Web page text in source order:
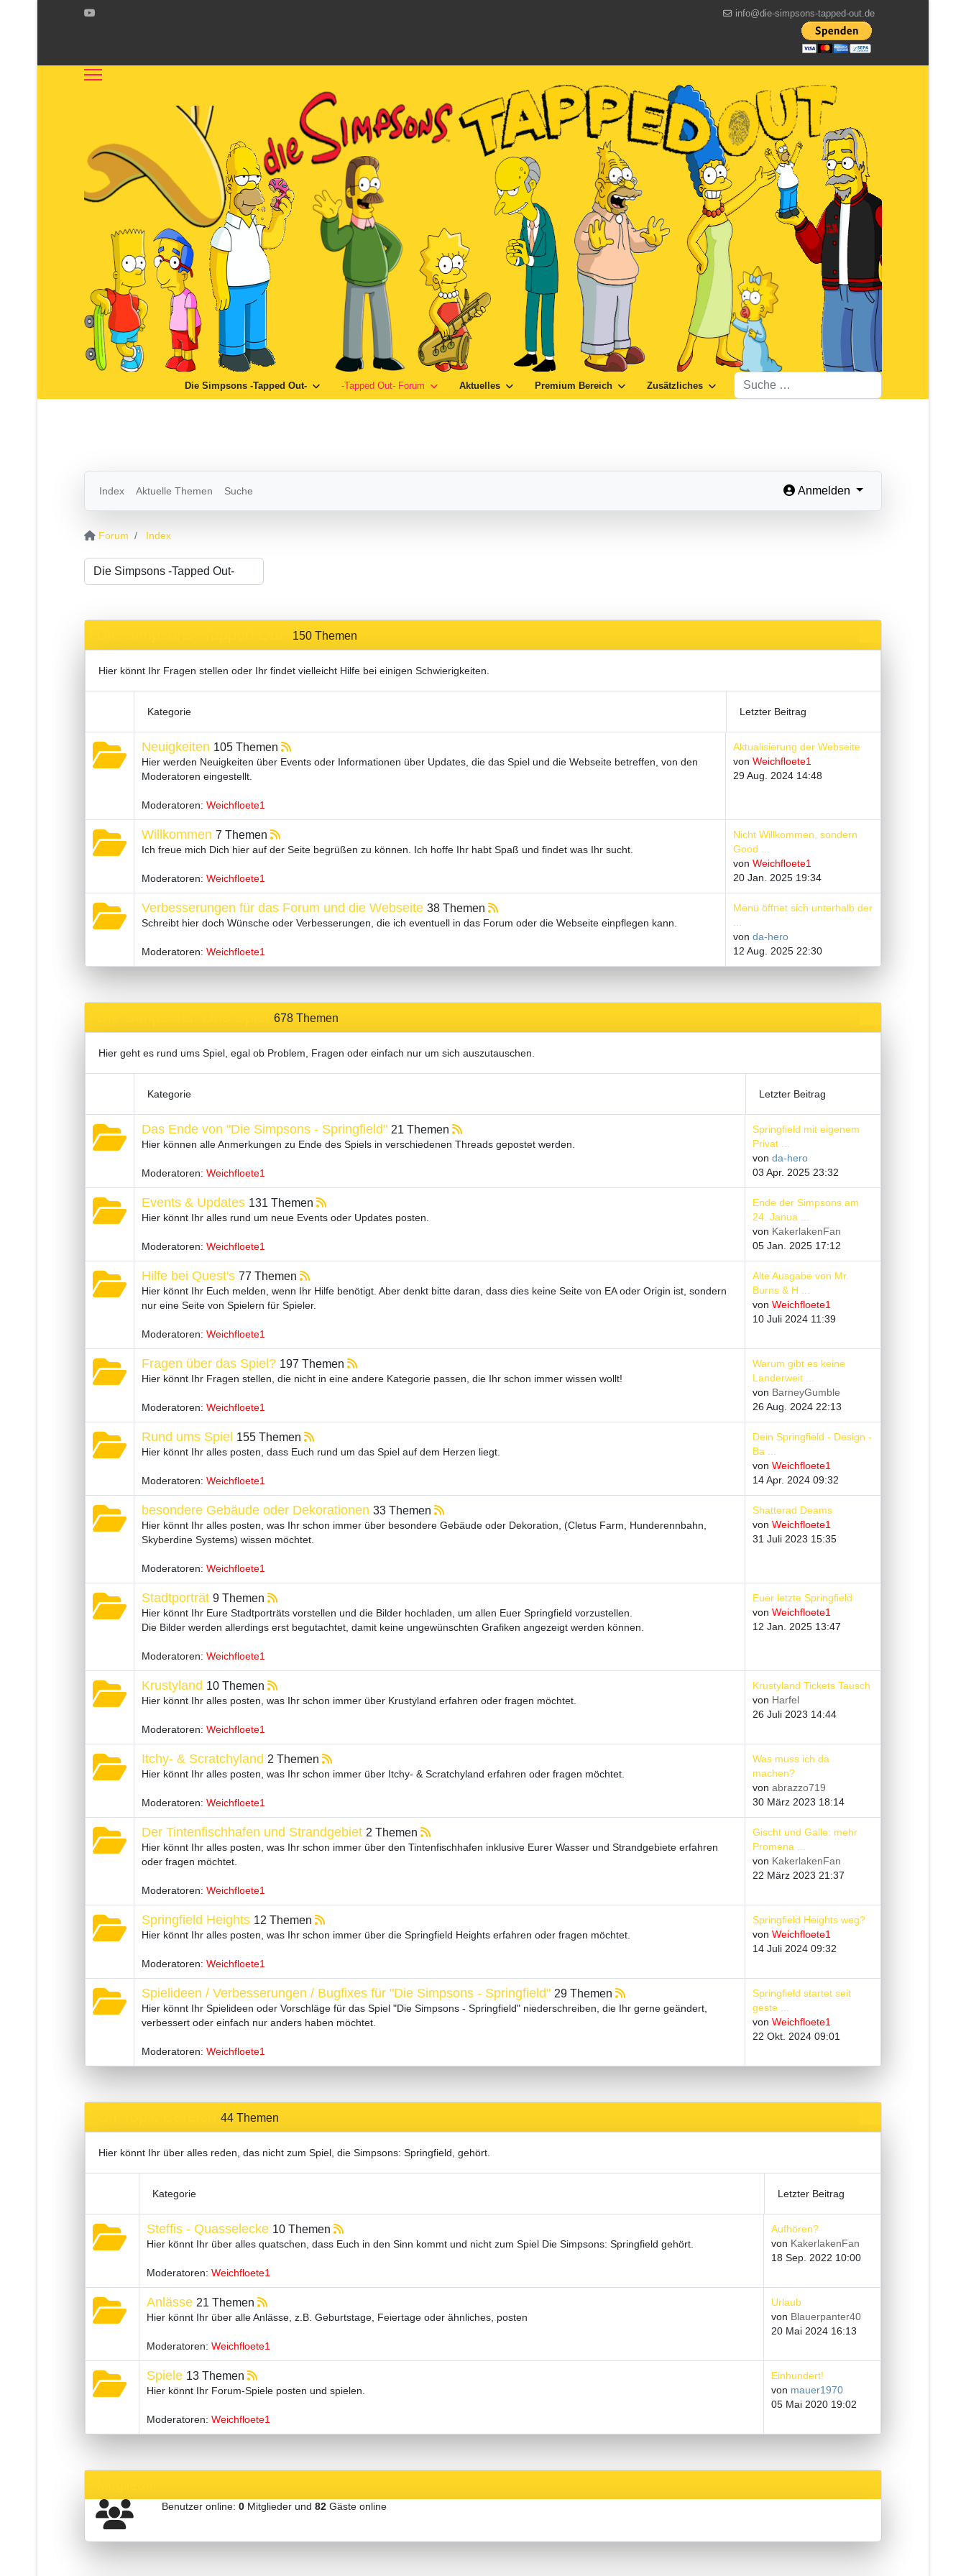
info@die-simpsons-tapped-out.de
Die Simpsons -Tapped Out- -Tapped Out- Forum Aktuelles Premium Bereich Zusätzliches
Suchen
Index Aktuelle Themen Suche Anmelden
Forum Index
150 Themen
Hier könnt Ihr Fragen stellen oder Ihr findet vielleicht Hilfe bei einigen Schwierigkeiten.
Kategorie Letzter Beitrag
Neuigkeiten 105 Themen
Hier werden Neuigkeiten über Events oder Informationen über Updates, die das Spiel und die Webseite betreffen, von den
Moderatoren eingestellt.
Moderatoren: Weichfloete1
Aktualisierung der Webseite
von Weichfloete1
29 Aug. 2024 14:48
Willkommen 7 Themen
Ich freue mich Dich hier auf der Seite begrüßen zu können. Ich hoffe Ihr habt Spaß und findet was Ihr sucht.
Moderatoren: Weichfloete1
Nicht Willkommen, sondern
Good ...
von Weichfloete1
20 Jan. 2025 19:34
Verbesserungen für das Forum und die Webseite 38 Themen
Schreibt hier doch Wünsche oder Verbesserungen, die ich eventuell in das Forum oder die Webseite einpflegen kann.
Moderatoren: Weichfloete1
Menü öffnet sich unterhalb der
von da-hero
12 Aug. 2025 22:30
678 Themen
Hier geht es rund ums Spiel, egal ob Problem, Fragen oder einfach nur um sich auszutauschen.
Kategorie Letzter Beitrag
Das Ende von "Die Simpsons - Springfield" 21 Themen
Hier können alle Anmerkungen zu Ende des Spiels in verschiedenen Threads gepostet werden.
Moderatoren: Weichfloete1
Springfield mit eigenem
Privat ...
von da-hero
03 Apr. 2025 23:32
Events & Updates 131 Themen
Hier könnt Ihr alles rund um neue Events oder Updates posten.
Moderatoren: Weichfloete1
Ende der Simpsons am
24. Janua ...
von KakerlakenFan
05 Jan. 2025 17:12
Hilfe bei Quest's 77 Themen
Hier könnt Ihr Euch melden, wenn Ihr Hilfe benötigt. Aber denkt bitte daran, dass dies keine Seite von EA oder Origin ist, sondern
nur eine Seite von Spielern für Spieler.
Moderatoren: Weichfloete1
Alte Ausgabe von Mr.
Burns & H ...
von Weichfloete1
10 Juli 2024 11:39
Fragen über das Spiel? 197 Themen
Hier könnt Ihr Fragen stellen, die nicht in eine andere Kategorie passen, die Ihr schon immer wissen wollt!
Moderatoren: Weichfloete1
Warum gibt es keine
Landerweit ...
von BarneyGumble
26 Aug. 2024 22:13
Rund ums Spiel 155 Themen
Hier könnt Ihr alles posten, dass Euch rund um das Spiel auf dem Herzen liegt.
Moderatoren: Weichfloete1
Dein Springfield - Design -
Ba ...
von Weichfloete1
14 Apr. 2024 09:32
besondere Gebäude oder Dekorationen 33 Themen
Hier könnt Ihr alles posten, was Ihr schon immer über besondere Gebäude oder Dekoration, (Cletus Farm, Hunderennbahn,
Skyberdine Systems) wissen möchtet.
Moderatoren: Weichfloete1
Shatterad Deams
von Weichfloete1
31 Juli 2023 15:35
Stadtporträt 9 Themen
Hier könnt Ihr Eure Stadtporträts vorstellen und die Bilder hochladen, um allen Euer Springfield vorzustellen.
Die Bilder werden allerdings erst begutachtet, damit keine ungewünschten Grafiken angezeigt werden können.
Moderatoren: Weichfloete1
Euer letzte Springfield
von Weichfloete1
12 Jan. 2025 13:47
Krustyland 10 Themen
Hier könnt Ihr alles posten, was Ihr schon immer über Krustyland erfahren oder fragen möchtet.
Moderatoren: Weichfloete1
Krustyland Tickets Tausch
von Harfel
26 Juli 2023 14:44
Itchy- & Scratchyland 2 Themen
Hier könnt Ihr alles posten, was Ihr schon immer über Itchy- & Scratchyland erfahren oder fragen möchtet.
Moderatoren: Weichfloete1
Was muss ich da
machen?
von abrazzo719
30 März 2023 18:14
Der Tintenfischhafen und Strandgebiet 2 Themen
Hier könnt Ihr alles posten, was Ihr schon immer über den Tintenfischhafen inklusive Eurer Wasser und Strandgebiete erfahren
oder fragen möchtet.
Moderatoren: Weichfloete1
Gischt und Galle: mehr
Promena ...
von KakerlakenFan
22 März 2023 21:37
Springfield Heights 12 Themen
Hier könnt Ihr alles posten, was Ihr schon immer über die Springfield Heights erfahren oder fragen möchtet.
Moderatoren: Weichfloete1
Springfield Heights weg?
von Weichfloete1
14 Juli 2024 09:32
Spielideen / Verbesserungen / Bugfixes für "Die Simpsons - Springfield" 29 Themen
Hier könnt Ihr Spielideen oder Vorschläge für das Spiel "Die Simpsons - Springfield" niederschreiben, die Ihr gerne geändert,
verbessert oder einfach nur anders haben möchtet.
Moderatoren: Weichfloete1
Springfield startet seit
geste ...
von Weichfloete1
22 Okt. 2024 09:01
44 Themen
Hier könnt Ihr über alles reden, das nicht zum Spiel, die Simpsons: Springfield, gehört.
Kategorie Letzter Beitrag
Steffis - Quasselecke 10 Themen
Hier könnt Ihr über alles quatschen, dass Euch in den Sinn kommt und nicht zum Spiel Die Simpsons: Springfield gehört.
Moderatoren: Weichfloete1
Aufhören?
von KakerlakenFan
18 Sep. 2022 10:00
Anlässe 21 Themen
Hier könnt Ihr über alle Anlässe, z.B. Geburtstage, Feiertage oder ähnliches, posten
Moderatoren: Weichfloete1
Urlaub
von Blauerpanter40
20 Mai 2024 16:13
Spiele 13 Themen
Hier könnt Ihr Forum-Spiele posten und spielen.
Moderatoren: Weichfloete1
Einhundert!
von mauer1970
05 Mai 2020 19:02
Benutzer online:0 Mitglieder und 82Gäste online